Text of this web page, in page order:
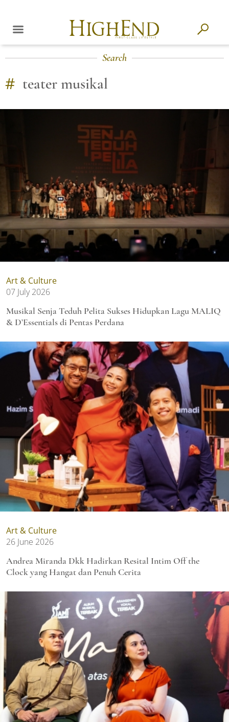
Search
# teater musikal
Art & Culture
07 July 2026
Musikal Senja Teduh Pelita Sukses Hidupkan Lagu MALIQ
& D’Essentials di Pentas Perdana
Art & Culture
26 June 2026
Andrea Miranda Dkk Hadirkan Resital Intim Off the
Clock yang Hangat dan Penuh Cerita